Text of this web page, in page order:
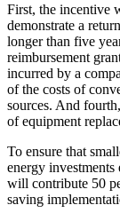
First, the incentive
demonstrate a
longer than five
reimbursement
incurred by a
of the costs of
sources. And
of equipment
To ensure that
energy
will contribute 50
saving